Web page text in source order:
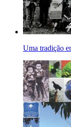
Uma tradição